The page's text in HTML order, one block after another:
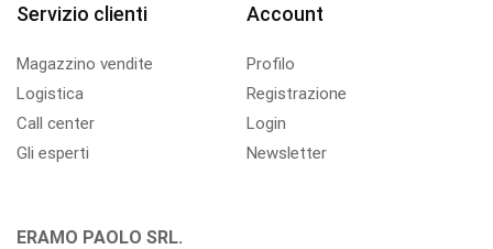
Servizio clienti
Magazzino vendite
Logistica
Call center
Gli esperti
Account
Profilo
Registrazione
Login
Newsletter
ERAMO PAOLO SRL.